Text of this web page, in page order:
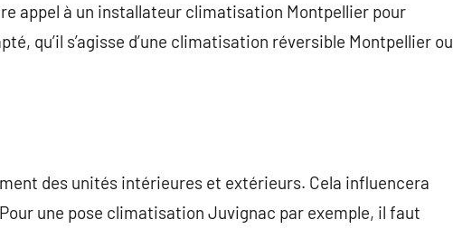
appel à un installateur climatisation Montpellier pour
qu’il s’agisse d’une climatisation réversible Montpellier ou
des unités intérieures et extérieurs. Cela influencera
une pose climatisation Juvignac par exemple, il faut